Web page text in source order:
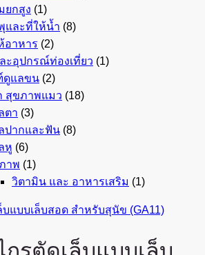
ยกสูง (1)
และที่ให้น้ำ (8)
อาหาร (2)
ะอุปกรณ์ท่องเที่ยว (1)
แลขน (2)
สุขภาพแมว (18)
ตา (3)
ปากและฟัน (8)
หู (6)
าพ (1)
วิตามิน และ อาหารเสริม (1)